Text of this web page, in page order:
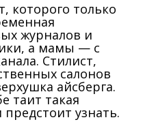
которого только
журналов и
а мамы — с
Стилист,
салонов
айсберга.
таит такая
узнать.